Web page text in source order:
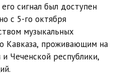
сигнал был доступен
с 5-го октября
музыкальных
Кавказа, проживающим на
Чеченской республики,